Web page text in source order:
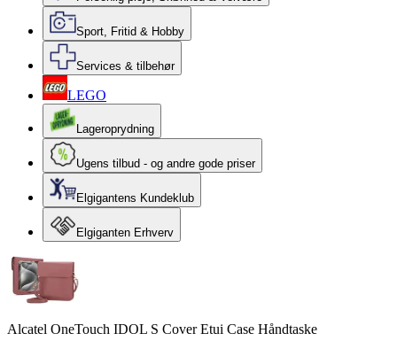
Sport, Fritid & Hobby
Services & tilbehør
LEGO
Lageroprydning
Ugens tilbud - og andre gode priser
Elgigantens Kundeklub
Elgiganten Erhverv
Alcatel OneTouch IDOL S Cover Etui Case Håndtaske